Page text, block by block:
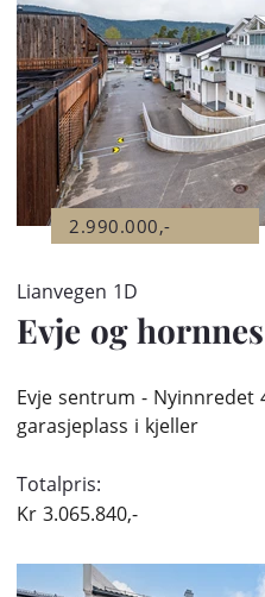
2.990.000,-
Lianvegen 1D
Evje og hornnes
Evje sentrum - Nyinnredet
garasjeplass i kjeller
Totalpris:
Kr 3.065.840,-